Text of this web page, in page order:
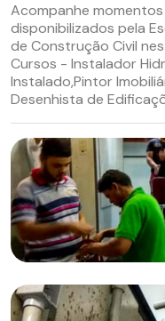
Acompanhe
disponibilizados pela
de Construção Civil
Cursos - Instalador
Instalado,Pintor
Desenhista de